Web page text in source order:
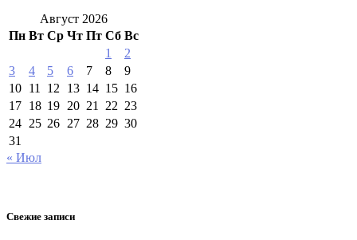
Август 2026
Пн Вт Ср Чт Пт Сб Вс
1
2
3
4 5 6 7 8
9
10 11 12 13 14 15 16
17 18 19 20 21 22 23
24 25 26 27 28 29 30
31
« Июл
Свежие записи